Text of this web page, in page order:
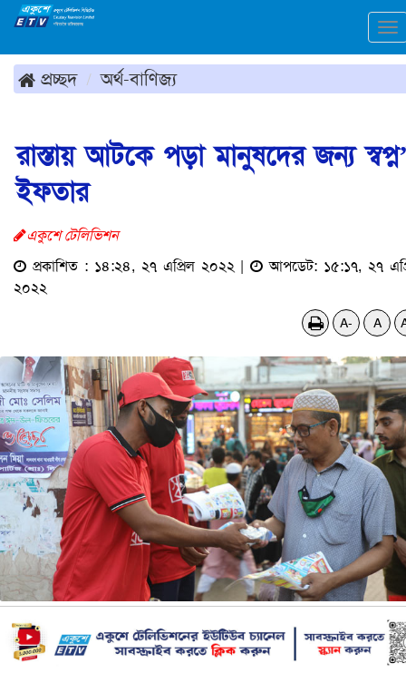
প্রচ্ছদ অর্থ-বাণিজ্য
রাস্তায় আটকে পড়া মানুষদের জন্য
ইফতার
একুশে টেলিভিশন
প্রকাশিত : ১৪:২৪, ২৭ এপ্রিল ২০২২ |
আপডেট: ১৫:১৭, ২৭
২০২২
A- A